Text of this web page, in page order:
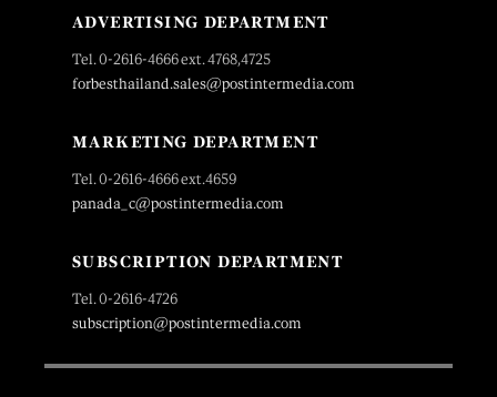
ADVERTISING DEPARTMENT
Tel. 0-2616-4666 ext. 4768,4725
forbesthailand.sales@postintermedia.com
MARKETING DEPARTMENT
Tel. 0-2616-4666 ext.4659
panada_c@postintermedia.com
SUBSCRIPTION DEPARTMENT
Tel. 0-2616-4726
subscription@postintermedia.com